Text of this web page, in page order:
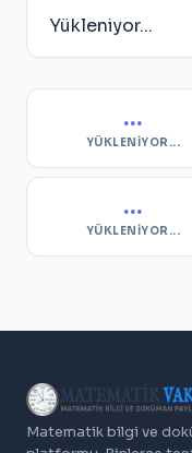
Yükleniyor...
...
YÜKLENIYOR...
...
YÜKLENIYOR...
Matematik bilgi ve